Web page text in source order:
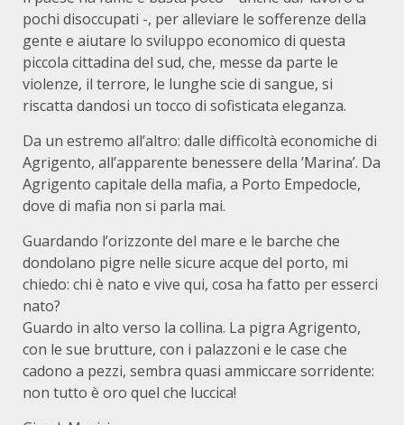
pochi disoccupati -, per alleviare le sofferenze della
gente e aiutare lo sviluppo economico di questa
piccola cittadina del sud, che, messe da parte le
violenze, il terrore, le lunghe scie di sangue, si
riscatta dandosi un tocco di sofisticata eleganza.
Da un estremo all’altro: dalle difficoltà economiche di
Agrigento, all’apparente benessere della ’Marina’. Da
Agrigento capitale della mafia, a Porto Empedocle,
dove di mafia non si parla mai.
Guardando l’orizzonte del mare e le barche che
dondolano pigre nelle sicure acque del porto, mi
chiedo: chi è nato e vive qui, cosa ha fatto per esserci
nato?
Guardo in alto verso la collina. La pigra Agrigento,
con le sue brutture, con i palazzoni e le case che
cadono a pezzi, sembra quasi ammiccare sorridente:
non tutto è oro quel che luccica!